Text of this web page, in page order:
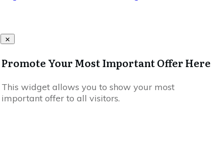
Promote Your Most Important Offer Here
This widget allows you to show your most
important offer to all visitors.